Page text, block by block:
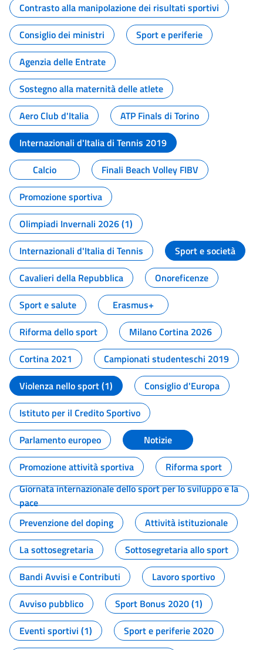
Contrasto alla manipolazione dei risultati sportivi
Consiglio dei ministri
Sport e periferie
Agenzia delle Entrate
Sostegno alla maternità delle atlete
Aero Club d'Italia
ATP Finals di Torino
Internazionali d'Italia di Tennis 2019
Calcio
Finali Beach Volley FIBV
Promozione sportiva
Olimpiadi Invernali 2026 (1)
Internazionali d'Italia di Tennis
Sport e società
Cavalieri della Repubblica
Onoreficenze
Sport e salute
Erasmus+
Riforma dello sport
Milano Cortina 2026
Cortina 2021
Campionati studenteschi 2019
Violenza nello sport (1)
Consiglio d'Europa
Istituto per il Credito Sportivo
Parlamento europeo
Notizie
Promozione attività sportiva
Riforma sport
Giornata internazionale dello sport per lo sviluppo e la
pace
Prevenzione del doping
Attività istituzionale
La sottosegretaria
Sottosegretaria allo sport
Bandi Avvisi e Contributi
Lavoro sportivo
Avviso pubblico
Sport Bonus 2020 (1)
Eventi sportivi (1)
Sport e periferie 2020